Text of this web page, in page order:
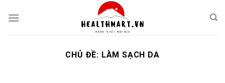
CHỦ ĐỀ: LÀM SẠCH DA